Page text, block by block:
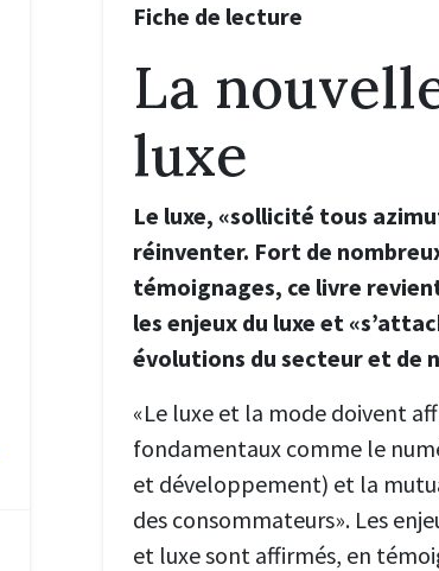
Fiche de lecture
La
luxe
Le luxe, «sollicité tous
réinventer. Fort de
témoignages, ce livre
les enjeux du luxe et
évolutions du secteur et de
«Le luxe et la mode doivent
fondamentaux comme le
et développement) et la
des consommateurs». Les
et luxe sont affirmés, en